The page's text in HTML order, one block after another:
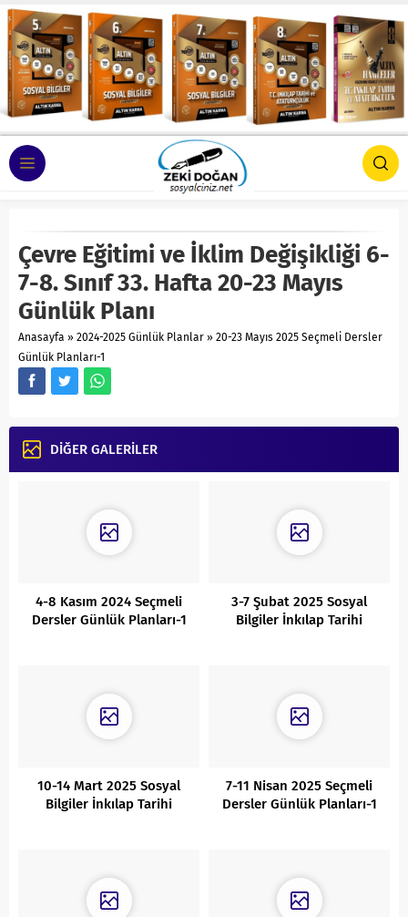
Çevre Eğitimi ve İklim Değişikliği 6-
7-8. Sınıf 33. Hafta 20-23 Mayıs
Günlük Planı
Anasayfa » 2024-2025 Günlük Planlar » 20-23 Mayıs 2025 Seçmeli Dersler
Günlük Planları-1
DİĞER GALERİLER
4-8 Kasım 2024 Seçmeli
Dersler Günlük Planları-1
3-7 Şubat 2025 Sosyal
Bilgiler İnkılap Tarihi
10-14 Mart 2025 Sosyal
Bilgiler İnkılap Tarihi
7-11 Nisan 2025 Seçmeli
Dersler Günlük Planları-1